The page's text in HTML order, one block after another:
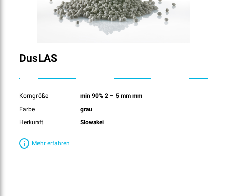
DusLAS
Korngröße
min 90% 2 – 5 mm mm
Farbe
grau
Herkunft
Slowakei
Mehr erfahren